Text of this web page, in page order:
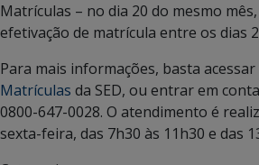
Matrículas – no dia 20 do mesmo
efetivação de matrícula entre os dias
Para mais informações, basta acessar
Matrículas da SED, ou entrar em
0800-647-0028. O atendimento é
sexta-feira, das 7h30 às 11h30 e das